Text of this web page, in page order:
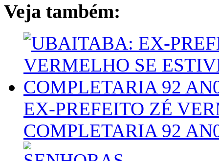
Veja também:
EX-PREFEITO ZÉ
COMPLETARIA 92